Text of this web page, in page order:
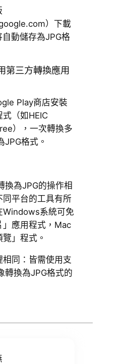
）下載
動儲存為JPG格
第三方轉換應用
Play商店安裝
（如HEIC
），一次轉換多
JPG格式。
換為JPG的操作相
同平台的工具有所
Windows系統可免
」應用程式，Mac
」程式。
相同：皆需使用支
轉換為JPG格式的